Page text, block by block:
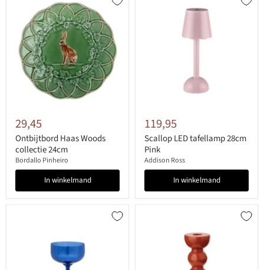
29,45
Ontbijtbord Haas Woods
collectie 24cm
Bordallo Pinheiro
In winkelmand
119,95
Scallop LED tafellamp 28cm
Pink
Addison Ross
In winkelmand